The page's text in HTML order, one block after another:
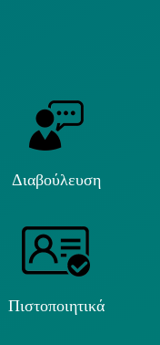
Διαβούλευση
Πιστοποιητικά